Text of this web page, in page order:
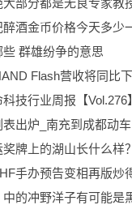
群雄纷争的意思
牌上的湖山长什么样？